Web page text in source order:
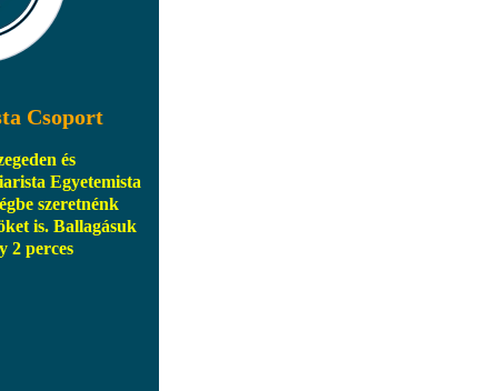
Csoport
és
Egyetemista
szeretnénk
is. Ballagásuk
2 perces